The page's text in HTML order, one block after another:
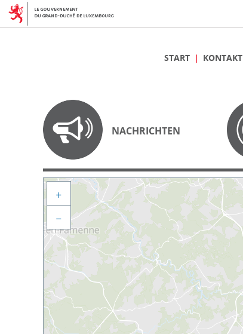
START KONTAKT
NACHRICHTEN
+
−